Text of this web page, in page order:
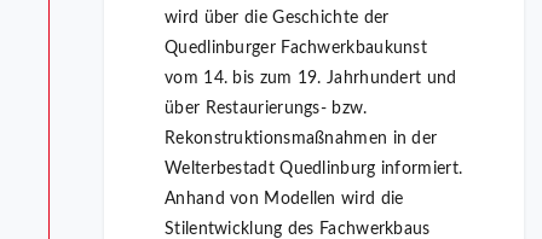
wird über die Geschichte der
Quedlinburger Fachwerkbaukunst
vom 14. bis zum 19. Jahrhundert und
über Restaurierungs- bzw.
Rekonstruktionsmaßnahmen in der
Welterbestadt Quedlinburg informiert.
Anhand von Modellen wird die
Stilentwicklung des Fachwerkbaus